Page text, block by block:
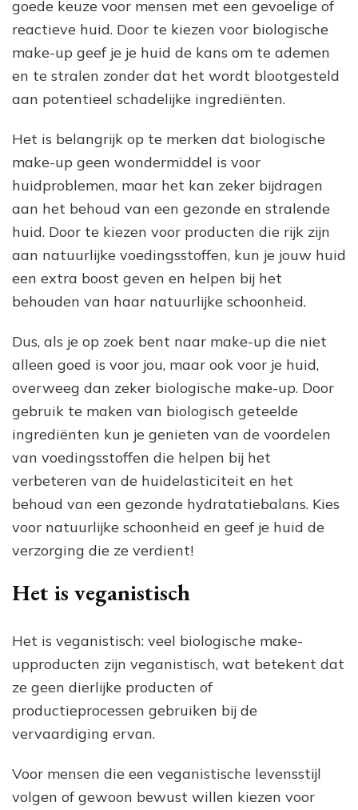
goede keuze voor mensen met een gevoelige of
reactieve huid. Door te kiezen voor biologische
make-up geef je je huid de kans om te ademen
en te stralen zonder dat het wordt blootgesteld
aan potentieel schadelijke ingrediënten.
Het is belangrijk op te merken dat biologische
make-up geen wondermiddel is voor
huidproblemen, maar het kan zeker bijdragen
aan het behoud van een gezonde en stralende
huid. Door te kiezen voor producten die rijk zijn
aan natuurlijke voedingsstoffen, kun je jouw huid
een extra boost geven en helpen bij het
behouden van haar natuurlijke schoonheid.
Dus, als je op zoek bent naar make-up die niet
alleen goed is voor jou, maar ook voor je huid,
overweeg dan zeker biologische make-up. Door
gebruik te maken van biologisch geteelde
ingrediënten kun je genieten van de voordelen
van voedingsstoffen die helpen bij het
verbeteren van de huidelasticiteit en het
behoud van een gezonde hydratatiebalans. Kies
voor natuurlijke schoonheid en geef je huid de
verzorging die ze verdient!
Het is veganistisch
Het is veganistisch: veel biologische make-
upproducten zijn veganistisch, wat betekent dat
ze geen dierlijke producten of
productieprocessen gebruiken bij de
vervaardiging ervan.
Voor mensen die een veganistische levensstijl
volgen of gewoon bewust willen kiezen voor